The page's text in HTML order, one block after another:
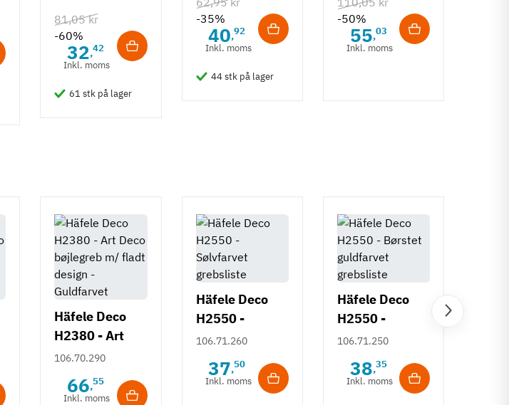
- 490 mm
81,05 kr
-60%
32,42
Inkl. moms
61 stk på lager
-35%
40,92
Inkl. moms
44 stk på lager
-50%
55,03
Inkl. moms
Häfele Deco
H2380 - Art
Deco bøjlegreb
m/ fladt design
- Guldfarvet
106.70.290
66,55
Inkl. moms
Häfele Deco
H2550 -
Sølvfarvet
grebsliste
106.71.260
37,50
Inkl. moms
Häfele Deco
H2550 -
Børstet
guldfarvet
grebsliste
106.71.250
38,35
Inkl. moms